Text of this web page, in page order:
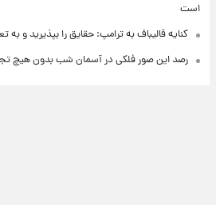
است
کنایه قالیباف به ترامپ: حقایق را بپذیرید و
رصد این صور فلکی در آسمان شب بدون هیچ